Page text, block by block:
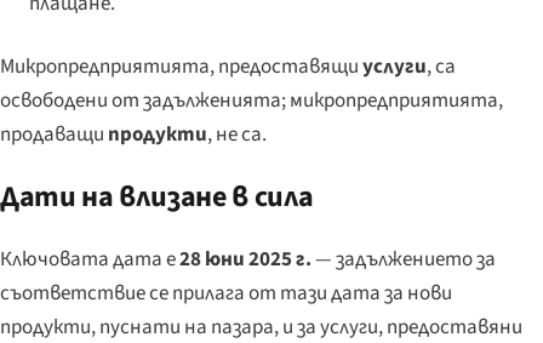
Микропредприятията, предоставящиуслуги, са
освободени от задълженията; микропредприятията,
продаващи продукти, не са.
Дати на влизане в сила
Ключовата дата е28 юни 2025 г.— задължението за
съответствие се прилага от тази дата за нови
продукти, пуснати на пазара, и за услуги, предоставяни